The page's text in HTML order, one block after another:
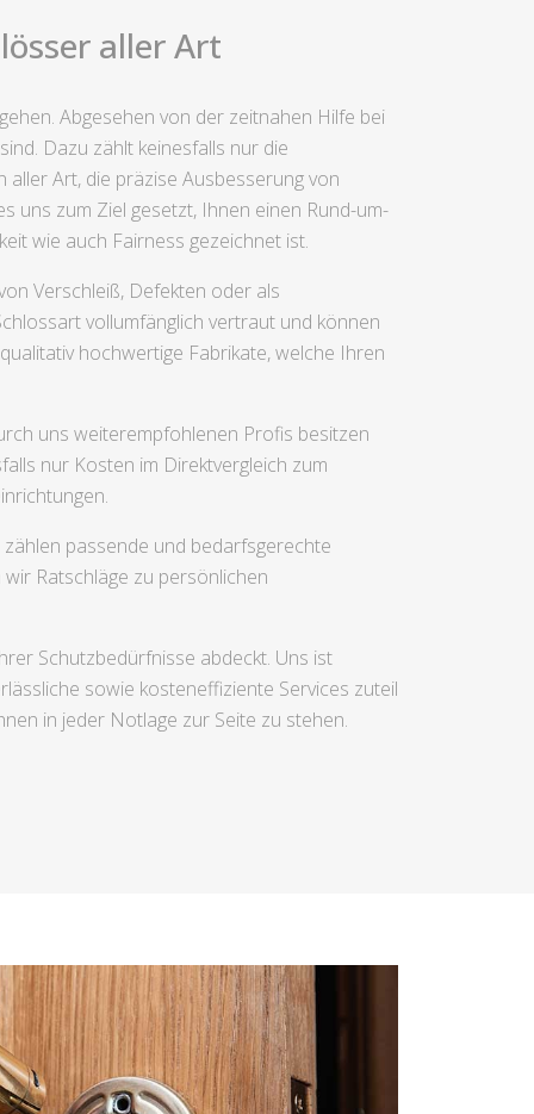
aller Art
Abgesehen von der zeitnahen Hilfe bei
Dazu zählt keinesfalls nur die
Art, die präzise Ausbesserung von
uns zum Ziel gesetzt, Ihnen einen Rund-um-
wie auch Fairness gezeichnet ist.
Verschleiß, Defekten oder als
vollumfänglich vertraut und können
hochwertige Fabrikate, welche Ihren
uns weiterempfohlenen Profis besitzen
nur Kosten im Direktvergleich zum
passende und bedarfsgerechte
Ratschläge zu persönlichen
Schutzbedürfnisse abdeckt. Uns ist
sowie kosteneffiziente Services zuteil
in jeder Notlage zur Seite zu stehen.